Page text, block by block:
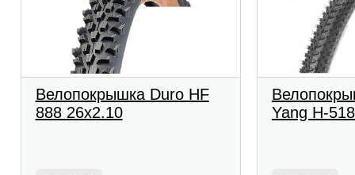
Велопокрышка Duro HF
888 26x2.10
Yang H-